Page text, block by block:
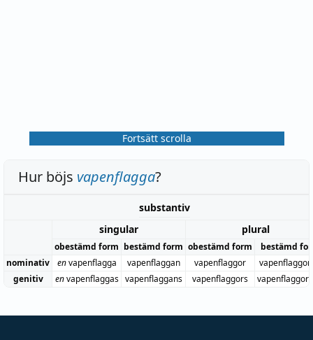
Fortsätt scrolla
Hur böjs vapenflagga?
substantiv
singular
plural
obestämd form bestämd form obestämd form
bestämd
nominativ
envapenflagga vapenflaggan vapenflaggor
genitiv
envapenflaggas vapenflaggans vapenflaggors